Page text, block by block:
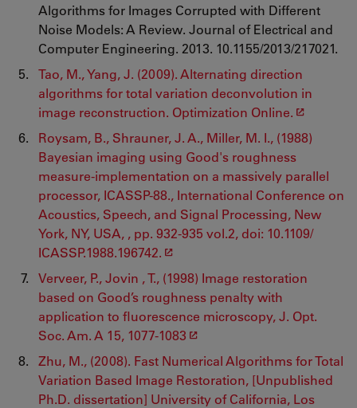
Algorithms for Images Corrupted with Different
Noise Models: A Review. Journal of Electrical and
Computer Engineering. 2013. 10.1155/2013/217021.
Tao, M., Yang, J. (2009). Alternating direction
algorithms for total variation deconvolution in
image reconstruction. Optimization Online.
Roysam, B., Shrauner, J. A., Miller, M. I., (1988)
Bayesian imaging using Good's roughness
measure-implementation on a massively parallel
processor, ICASSP-88., International Conference on
Acoustics, Speech, and Signal Processing, New
York, NY, USA, , pp. 932-935 vol.2, doi: 10.1109/
ICASSP.1988.196742.
Verveer, P., Jovin , T., (1998) Image restoration
based on Good’s roughness penalty with
application to fluorescence microscopy, J. Opt.
Soc. Am. A 15, 1077-1083
Zhu, M., (2008). Fast Numerical Algorithms for Total
Variation Based Image Restoration, [Unpublished
Ph.D. dissertation] University of California, Los